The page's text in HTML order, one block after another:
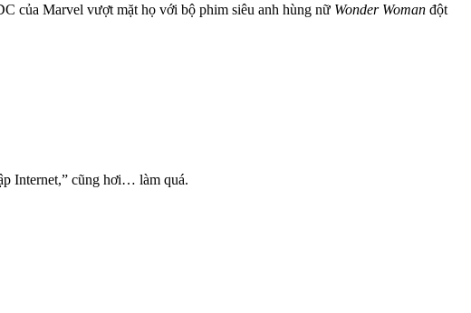
của Marvel vượt mặt họ với bộ phim siêu anh hùng nữ Wonder Woman đột
Internet,” cũng hơi… làm quá.